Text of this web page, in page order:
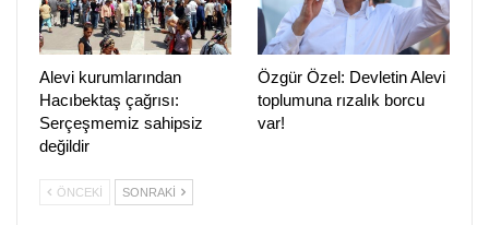
Alevi kurumlarından
Hacıbektaş çağrısı:
Serçeşmemiz sahipsiz
değildir
Özgür Özel: Devletin Alevi
toplumuna rızalık borcu
var!
ÖNCEKI SONRAKI